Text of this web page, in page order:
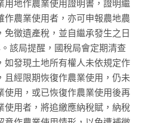
用地作農業使用證明書，證明繼
作農業使用者，亦可申報農地農
免徵遺產稅，並自繼承發生之日
該局提醒，國稅局會定期清查
如發現土地所有權人未依規定作
且經限期恢復作農業使用，仍未
使用，或已恢復作農業使用後再
使用者，將追繳應納稅賦，納稅